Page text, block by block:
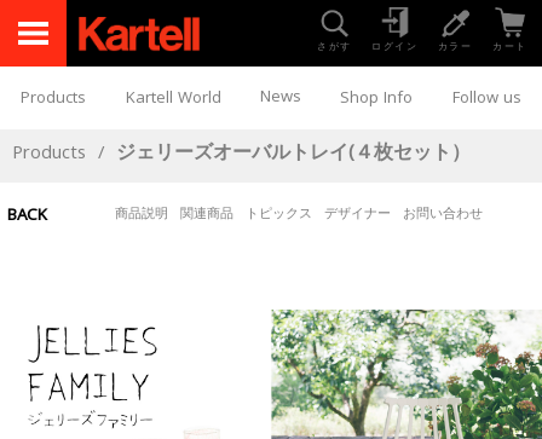
さがす ログイン カラー カート
Products Kartell World News Shop Info Follow us
Products / ジェリーズオーバルトレイ(４枚セット）
BACK 商品説明 関連商品 トピックス デザイナー お問い合わせ